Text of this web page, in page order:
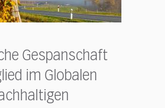
Gespanschaft
im Globalen